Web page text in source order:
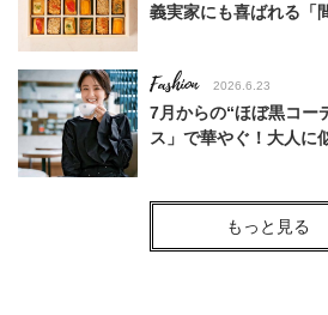
義実家にも喜ばれる「
Fashion 2026.6.23
7月からの“ほぼ黒コー
ス」で華やぐ！大人に
Fashion
【ゴールドvsシルバー